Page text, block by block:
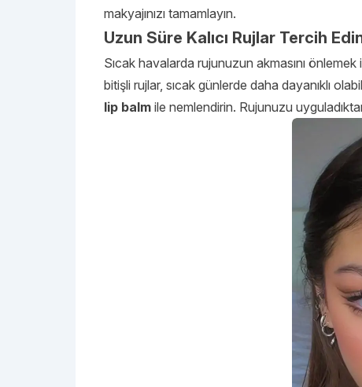
makyajınızı tamamlayın.
Uzun Süre Kalıcı Rujlar Tercih
Sıcak havalarda rujunuzun akmasını
bitişli rujlar, sıcak günlerde daha dayanıklı
lip balm ile nemlendirin. Rujunuzu